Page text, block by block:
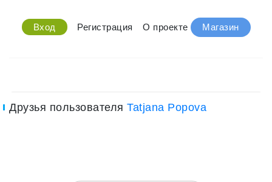
Вход Регистрация О проекте Магазин
Друзья пользователя Tatjana Popova